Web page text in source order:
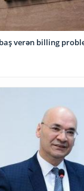
baş verən billing